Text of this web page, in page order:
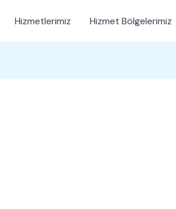
Hizmetlerimiz Hizmet Bölgelerimiz